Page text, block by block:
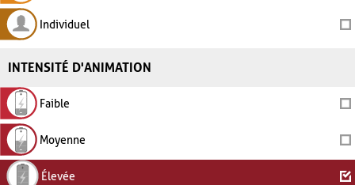
Individuel
INTENSITÉ D'ANIMATION
Faible
Moyenne
Élevée